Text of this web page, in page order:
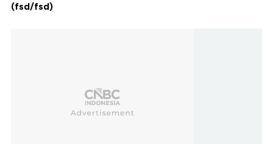
(fsd/fsd)